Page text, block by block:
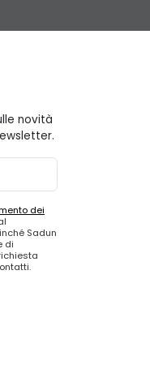
novità
dei
Sadun
di